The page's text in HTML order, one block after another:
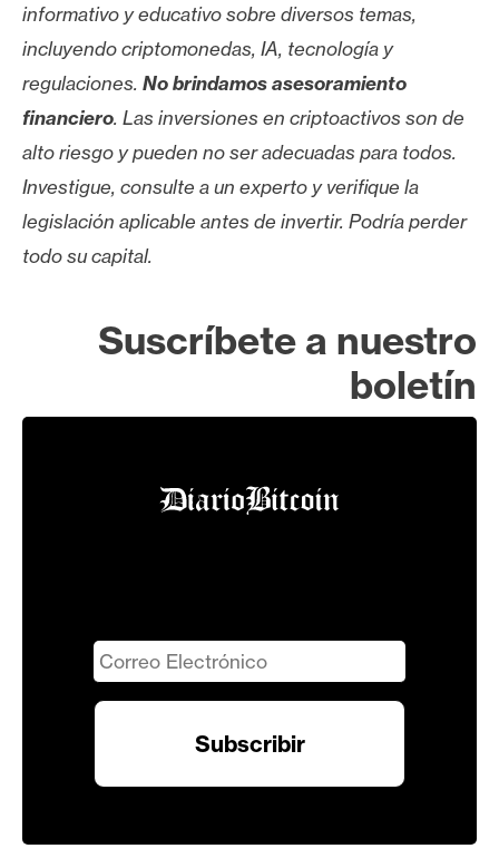
informativo y educativo sobre diversos temas,
incluyendo criptomonedas, IA, tecnología y
regulaciones. No brindamos asesoramiento
financiero. Las inversiones en criptoactivos son de
alto riesgo y pueden no ser adecuadas para todos.
Investigue, consulte a un experto y verifique la
legislación aplicable antes de invertir. Podría perder
todo su capital.
Suscríbete a nuestro
boletín